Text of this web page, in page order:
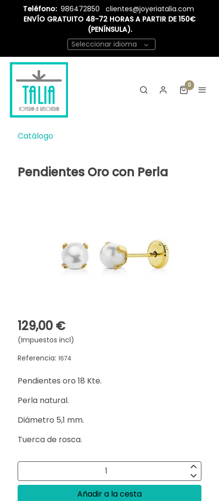
Teléfono: 986472850
clientes@joyeriatalia.com
ENVÍO GRATUITO 48-72 HORAS A PARTIR DE 150€
(PENÍNSULA).
Seleccionar idioma
0
Catálogo
Pendientes Oro con Perla
129,00 €
(Impuestos incl)
Referencia: 1674
Pendientes oro 18 Kte.
Perla natural.
Diámetro 5,1 mm.
Tuerca de rosca.
Añadir a la cesta